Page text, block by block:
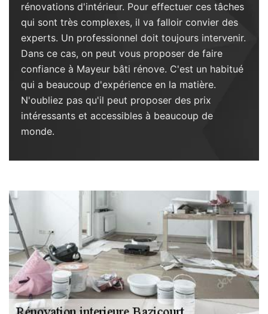
rénovations d'intérieur. Pour effectuer ces tâches
qui sont très complexes, il va falloir convier des
experts. Un professionnel doit toujours intervenir.
Dans ce cas, on peut vous proposer de faire
confiance à Mayeur bâti rénove. C'est un habitué
qui a beaucoup d'expérience en la matière.
N'oubliez pas qu'il peut proposer des prix
intéressants et accessibles à beaucoup de
monde.